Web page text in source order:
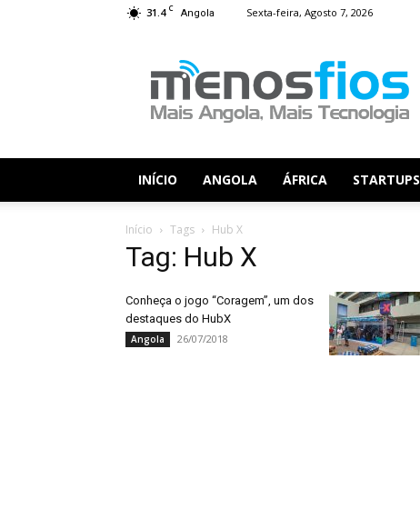
31.4 C Angola Sexta-feira, Agosto 7, 2026
Fios
INÍCIO ANGOLA ÁFRICA STARTUPS
Início Tags Hub X
Tag: Hub X
Conheça o jogo “Coragem”, um dos
destaques do HubX
Angola 26/07/2018